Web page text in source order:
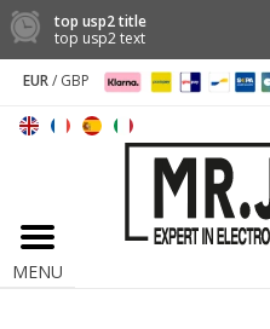
top usp2 title
top usp2 text
EUR/ GBP
MENU